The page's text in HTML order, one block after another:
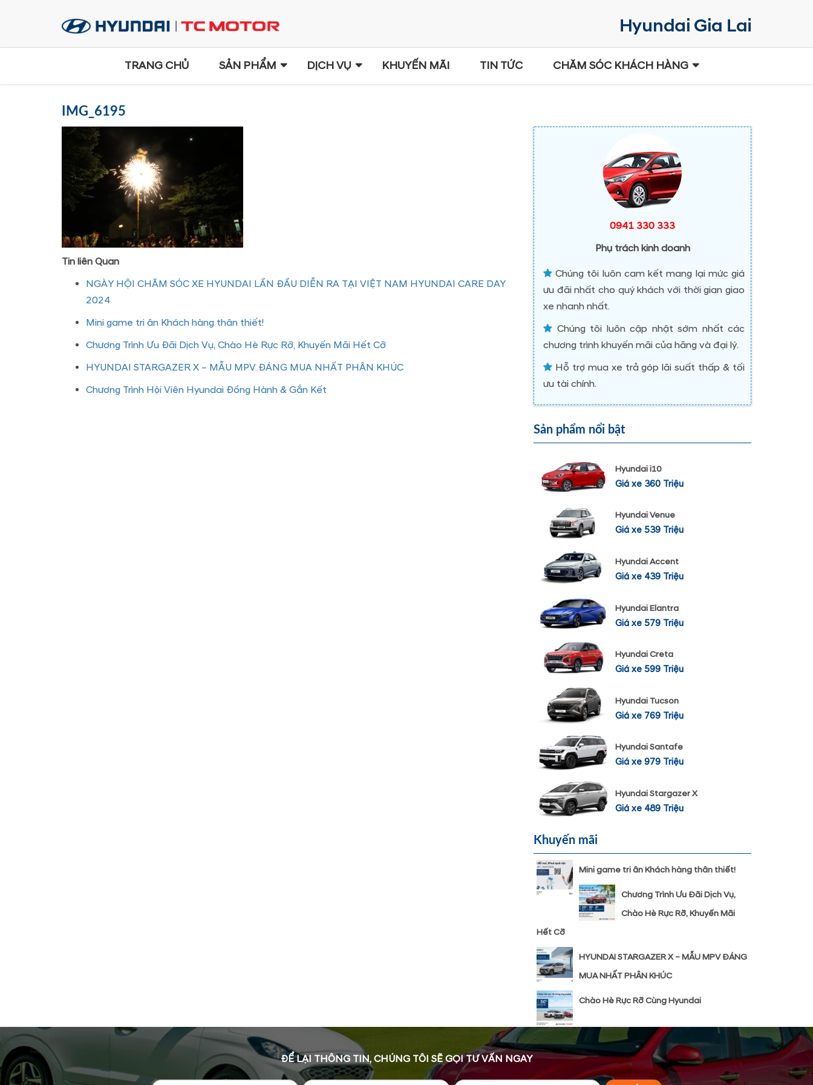
TRANG CHỦ SẢN PHẨM DỊCH VỤ KHUYẾN MÃI TIN TỨC CHĂM SÓC KHÁCH HÀNG
IMG_6195
Tin liên Quan
NGÀY HỘI CHĂM SÓC XE HYUNDAI LẦN ĐẦU DIỄN RA TẠI VIỆT NAM HYUNDAI CARE DAY
2024
Mini game tri ân Khách hàng thân thiết!
Chương Trình Ưu Đãi Dịch Vụ, Chào Hè Rực Rỡ, Khuyến Mãi Hết Cỡ
HYUNDAI STARGAZER X – MẪU MPV ĐÁNG MUA NHẤT PHÂN KHÚC
Chương Trình Hội Viên Hyundai Đồng Hành & Gắn Kết
0941 330 333
Phụ trách kinh doanh
Chúng tôi luôn cam kết mang lại mức giá
ưu đãi nhất cho quý khách với thời gian giao
xe nhanh nhất.
Chúng tôi luôn cập nhật sớm nhất các
chương trình khuyến mãi của hãng và đại lý.
Hỗ trợ mua xe trả góp lãi suất thấp & tối
ưu tài chính.
Sản phẩm nổi bật
Hyundai i10
Giá xe 360 Triệu
Hyundai Venue
Giá xe 539 Triệu
Hyundai Accent
Giá xe 439 Triệu
Hyundai Elantra
Giá xe 579 Triệu
Hyundai Creta
Giá xe 599 Triệu
Hyundai Tucson
Giá xe 769 Triệu
Hyundai Santafe
Giá xe 979 Triệu
Hyundai Stargazer X
Giá xe 489 Triệu
Khuyến mãi
Mini game tri ân Khách hàng thân thiết!
Chương Trình Ưu Đãi Dịch Vụ,
Chào Hè Rực Rỡ, Khuyến Mãi
Hết Cỡ
HYUNDAI STARGAZER X – MẪU MPV ĐÁNG
MUA NHẤT PHÂN KHÚC
Chào Hè Rực Rỡ Cùng Hyundai
ĐỂ LẠI THÔNG TIN, CHÚNG TÔI SẼ GỌI TƯ VẤN NGAY